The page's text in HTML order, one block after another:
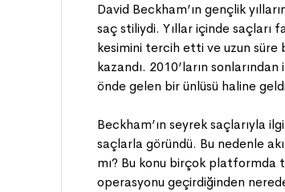
David Beckham’ın gençlik
saç stiliydi. Yıllar içinde saçları
kesimini tercih etti ve uzun süre
kazandı. 2010’ların
önde gelen bir ünlüsü haline
Beckham’ın seyrek saçlarıyla
saçlarla göründü. Bu nedenle
mı? Bu konu birçok platformda
operasyonu geçirdiğinden